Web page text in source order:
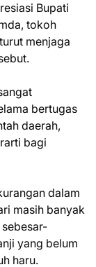
Bupati
tokoh
menjaga
bertugas
daerah,
bagi
dalam
masih banyak
yang belum
haru.